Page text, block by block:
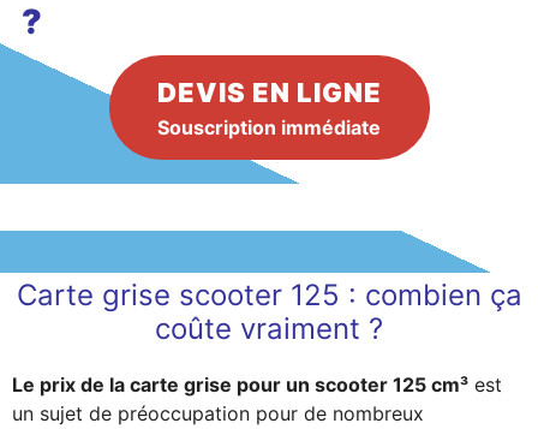
?
DEVIS EN LIGNE
Souscription immédiate
Carte grise scooter 125 : combien ça
coûte vraiment ?
Le prix de la carte grise pour un scooter 125 cm³ est
un sujet de préoccupation pour de nombreux